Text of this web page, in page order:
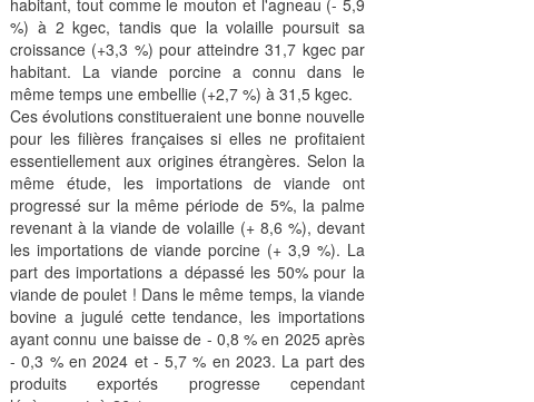
habitant, tout comme le mouton et l'agneau (- 5,9
%) à 2 kgec, tandis que la volaille poursuit sa
croissance (+3,3 %) pour atteindre 31,7 kgec par
habitant. La viande porcine a connu dans le
même temps une embellie (+2,7 %) à 31,5 kgec.
Ces évolutions constitueraient une bonne nouvelle
pour les filières françaises si elles ne profitaient
essentiellement aux origines étrangères. Selon la
même étude, les importations de viande ont
progressé sur la même période de 5%, la palme
revenant à la viande de volaille (+ 8,6 %), devant
les importations de viande porcine (+ 3,9 %). La
part des importations a dépassé les 50% pour la
viande de poulet ! Dans le même temps, la viande
bovine a jugulé cette tendance, les importations
ayant connu une baisse de - 0,8 % en 2025 après
- 0,3 % en 2024 et - 5,7 % en 2023. La part des
produits exportés progresse cependant